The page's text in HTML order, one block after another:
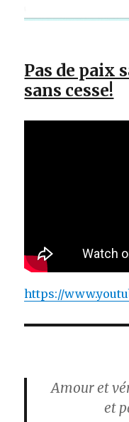
Pas de paix
sans cesse!
https://
Amour et
et